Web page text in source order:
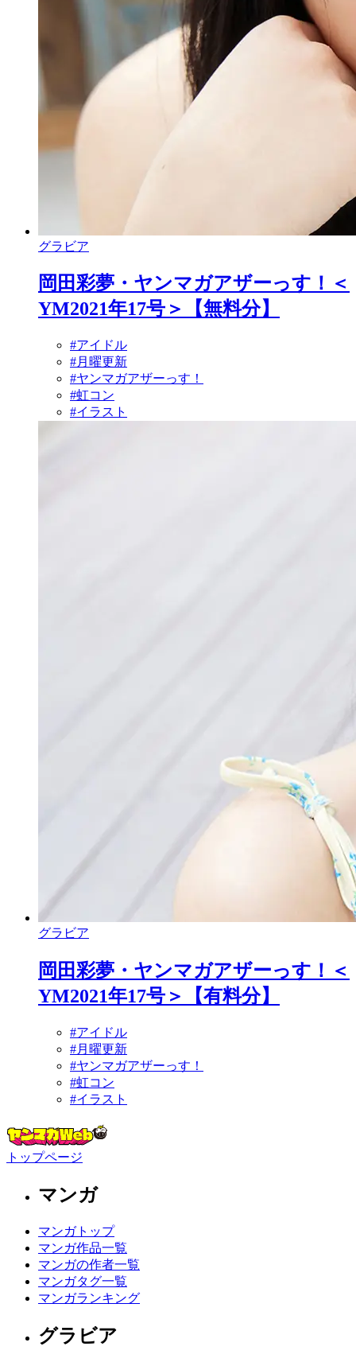
グラビア
岡田彩夢・ヤンマガアザーっす！＜
YM2021年17号＞【無料分】
#アイドル
#月曜更新
#ヤンマガアザーっす！
#虹コン
#イラスト
グラビア
岡田彩夢・ヤンマガアザーっす！＜
YM2021年17号＞【有料分】
#アイドル
#月曜更新
#ヤンマガアザーっす！
#虹コン
#イラスト
トップページ
マンガ
マンガトップ
マンガ作品一覧
マンガの作者一覧
マンガタグ一覧
マンガランキング
グラビア